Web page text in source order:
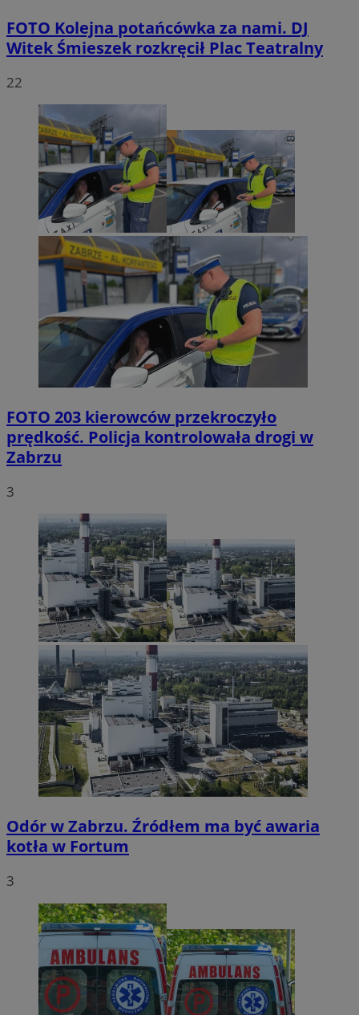
FOTO Kolejna potańcówka za nami. DJ
Witek Śmieszek rozkręcił Plac Teatralny
22
FOTO 203 kierowców przekroczyło
prędkość. Policja kontrolowała drogi w
Zabrzu
3
Odór w Zabrzu. Źródłem ma być awaria
kotła w Fortum
3